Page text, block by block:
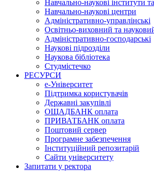
Навчально-наукові інститути
Навчально-наукові центри
Адміністративно-управлінські
Освітньо-виховний та
Адміністративно-господарські
Наукові підрозділи
Наукова бібліотека
Студмістечко
РЕСУРСИ
е-Університет
Підтримка користувачів
Державні закупівлі
ОЩАДБАНК оплата
ПРИВАТБАНК оплата
Поштовий сервер
Програмне забезпечення
Інституційний репозитарій
Сайти університету
Запитати у ректора